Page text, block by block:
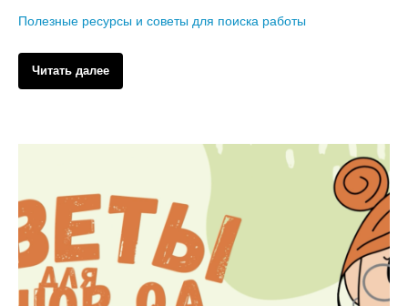
Полезные ресурсы и советы для поиска работы
Читать далее